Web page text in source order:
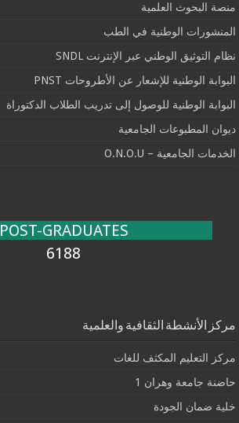
منصة البحوث العلمية
المنشورات الوطنية في الطب
نظام التوثيق الوطني عبر الإنترنت SNDL
البوابة الوطنية للإشعار عن الأطروحات PNST
البوابة الوطنية للوصول إلى تدريب الطلاب الدكتوراة
ديوان المطبوعات الجامعية
الخدمات الجامعية – O.N.O.U
POST-GRADUATES
6188
مركز الأنشطة الثقافية والعلمية
مركز التعليم المكثف للغات
حاضنة جامعة وهران 1
خلية ضمان الجودة